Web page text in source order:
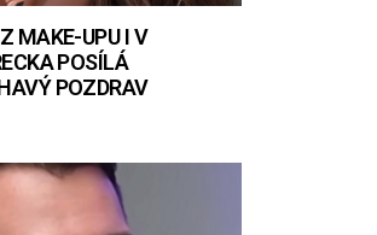
MAKE-UPU I V
POSÍLÁ
POZDRAV